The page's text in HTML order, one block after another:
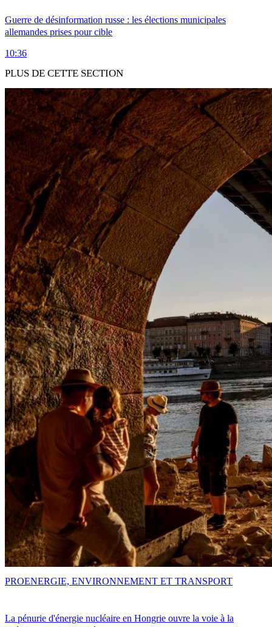
Guerre de désinformation russe : les élections municipales
allemandes prises pour cible
10:36
PLUS DE CETTE SECTION
La pénurie d'énergie nucléaire en Hongrie ouvre la voie à la
PROENERGIE, ENVIRONNEMENT ET TRANSPORT